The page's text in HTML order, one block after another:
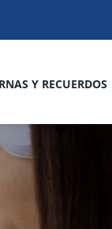
Y RECUERDOS